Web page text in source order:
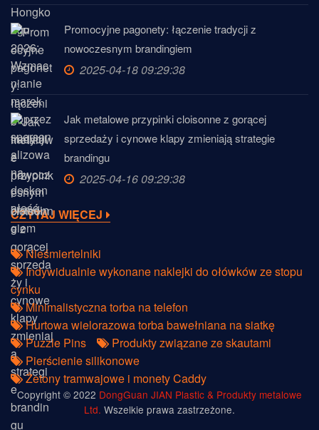
Promocyjne pagonety: łączenie tradycji z
nowoczesnym brandingiem
2025-04-18 09:29:38
Jak metalowe przypinki cloisonne z gorącej
sprzedaży i cynowe klapy zmieniają strategie
brandingu
2025-04-16 09:29:38
CZYTAJ WIĘCEJ
Nieśmiertelniki
Indywidualnie wykonane naklejki do ołówków ze stopu
cynku
Minimalistyczna torba na telefon
Hurtowa wielorazowa torba bawełniana na siatkę
Puzzle Pins
Produkty związane ze skautami
Pierścienie silikonowe
Żetony tramwajowe i monety Caddy
Copyright © 2022 DongGuan JIAN Plastic & Produkty metalowe
Ltd. Wszelkie prawa zastrzeżone.